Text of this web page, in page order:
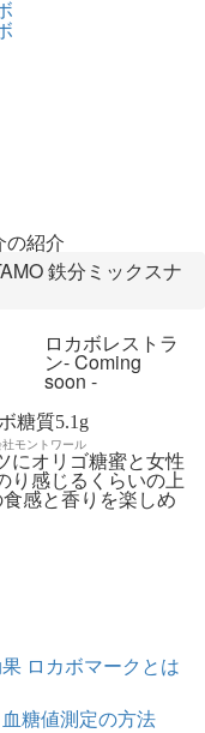
の紹介
鉄分ミックスナ
ロカボレストラ
ン- Coming
soon -
5.1 g
モントワール
にオリゴ糖蜜と女性
り感じるくらいの上
感と香りを楽しめ
ロカボマークとは
血糖値測定の方法